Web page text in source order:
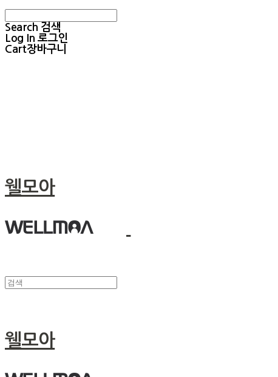
Search 검색
Log In 로그인
Cart장바구니
웰모아
웰모아